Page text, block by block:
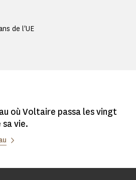
de l'UE
où Voltaire passa les vingt
sa vie.